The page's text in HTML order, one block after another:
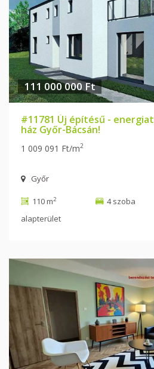
111 000 000 Ft
#11781 Új építésű -
ház Győr-Bácsán!
1 009 091 Ft/m2
Győr
110 m2
alapterület
4 szoba